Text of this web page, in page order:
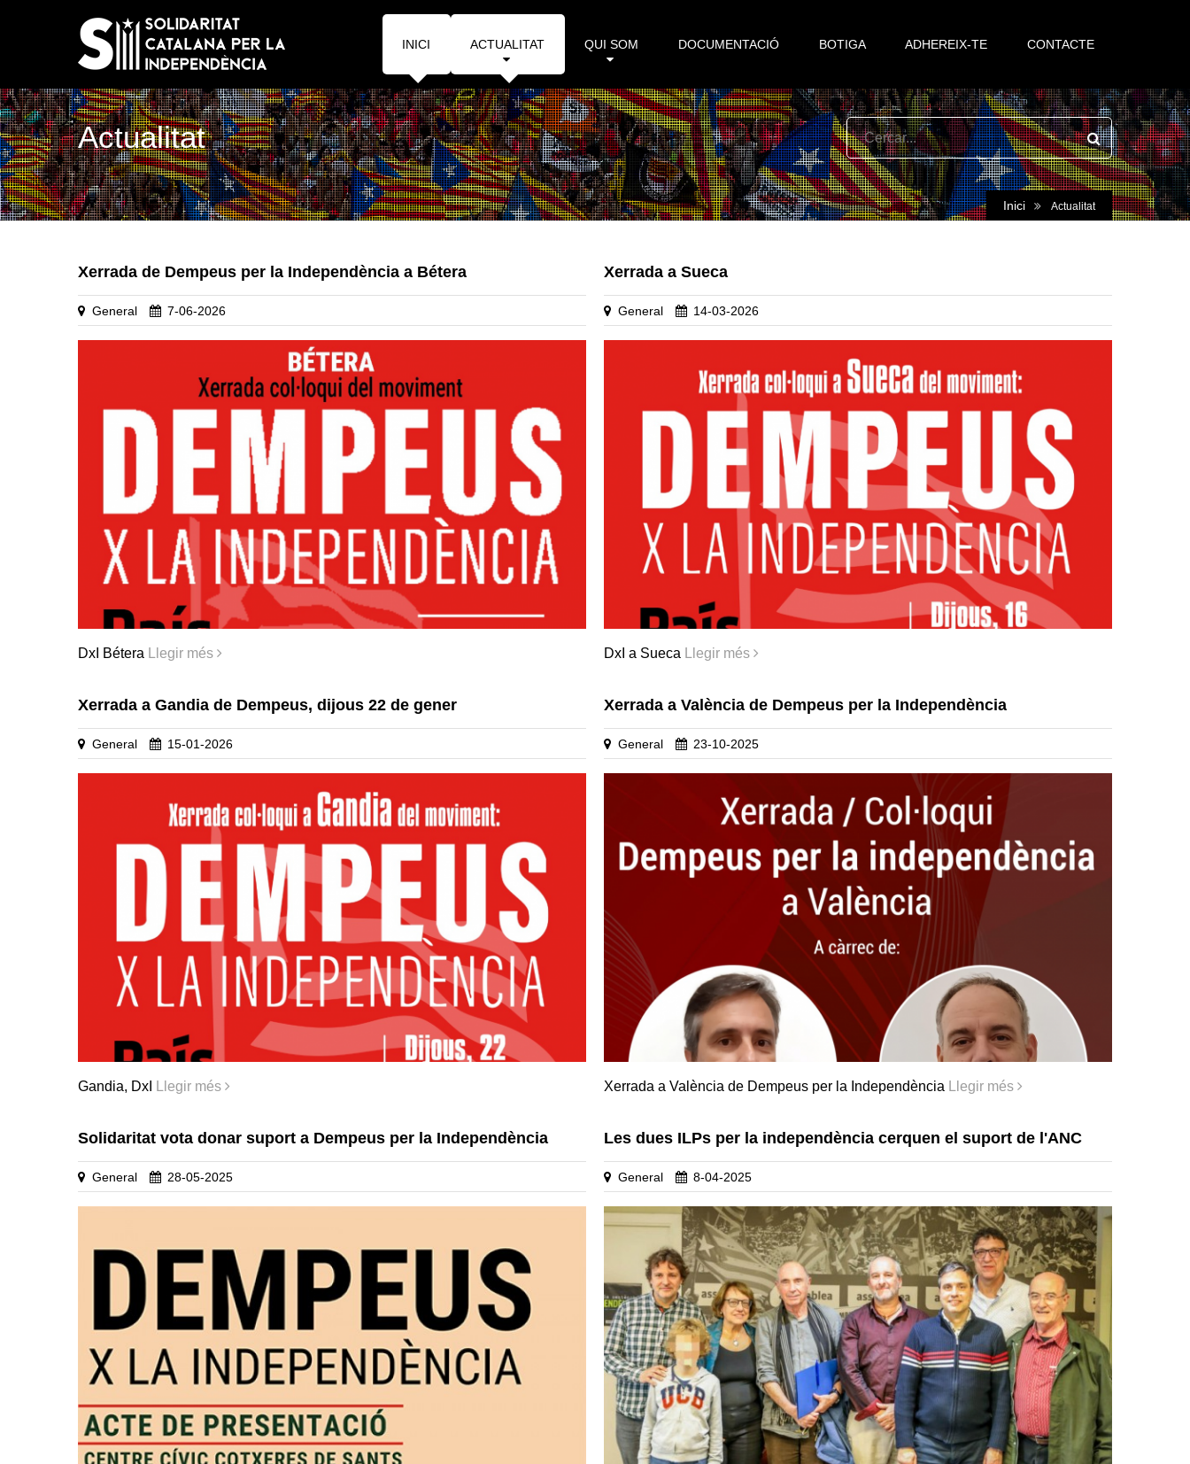
INICI ACTUALITAT QUI SOM DOCUMENTACIÓ BOTIGA ADHEREIX-TE CONTACTE
Inici Actualitat
Actualitat
Xerrada de Dempeus per la Independència a Bétera
General 7-06-2026
DxI Bétera Llegir més
Xerrada a Sueca
General 14-03-2026
DxI a Sueca Llegir més
Xerrada a Gandia de Dempeus, dijous 22 de gener
General 15-01-2026
Gandia, DxI Llegir més
Xerrada a València de Dempeus per la Independència
General 23-10-2025
Xerrada a València de Dempeus per la Independència Llegir més
Solidaritat vota donar suport a Dempeus per la Independència
General 28-05-2025
Les dues ILPs per la independència cerquen el suport de l'ANC
General 8-04-2025